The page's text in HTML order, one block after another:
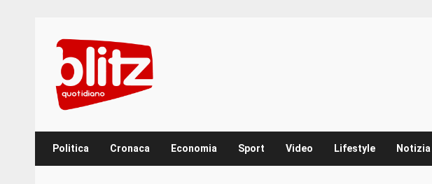
content
Politica Cronaca Economia Sport Video Lifestyle